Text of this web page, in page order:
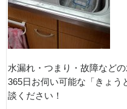
水漏れ・つまり・故障など
365日お伺い可能な「きょう
談ください！